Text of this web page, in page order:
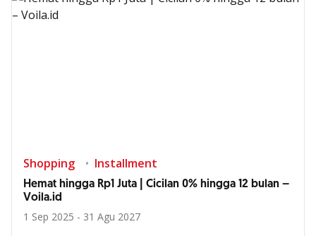
Shopping Installment
Hemat hingga Rp1 Juta | Cicilan 0% hingga 12 bulan –
Voila.id
1 Sep 2025 - 31 Agu 2027